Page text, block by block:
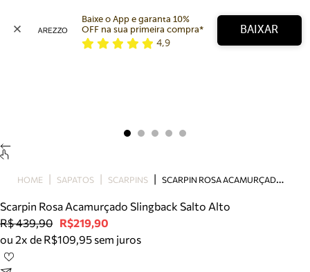
Bolsa
Tamanco
Tênis
Mule
Baixe o App e garanta 10%
OFF na sua primeira compra*
4,9
BAIXAR
HOME SAPATOS SCARPINS S
CARPIN ROSA ACAMURÇADO SLINGBACK SALTO ALTO
Scarpin Rosa Acamurçado Slingback Salto Alto
R$ 439,90 R$219,90
ou 2x de R$109,95 sem juros